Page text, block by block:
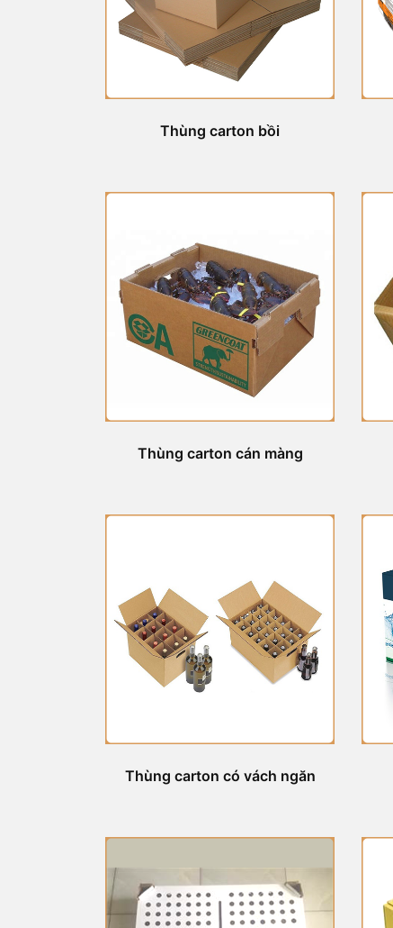
Thùng carton bồi
Thùng carton cán màng
Thùng carton có vách ngăn